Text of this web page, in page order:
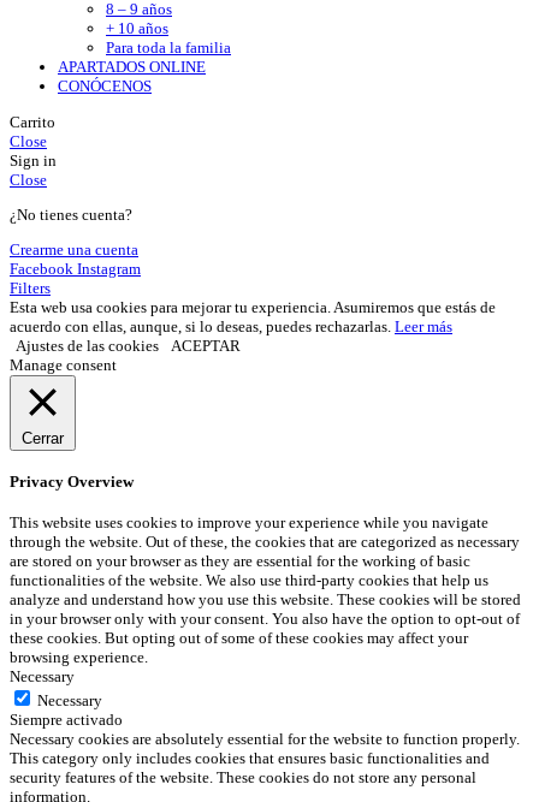
8 – 9 años
+ 10 años
Para toda la familia
APARTADOS ONLINE
CONÓCENOS
Carrito
Close
Sign in
Close
¿No tienes cuenta?
Crearme una cuenta
Facebook Instagram
Filters
Esta web usa cookies para mejorar tu experiencia. Asumiremos que estás de
acuerdo con ellas, aunque, si lo deseas, puedes rechazarlas. Leer más
Ajustes de las cookies
ACEPTAR
Manage consent
Cerrar
Privacy Overview
This website uses cookies to improve your experience while you navigate
through the website. Out of these, the cookies that are categorized as necessary
are stored on your browser as they are essential for the working of basic
functionalities of the website. We also use third-party cookies that help us
analyze and understand how you use this website. These cookies will be stored
in your browser only with your consent. You also have the option to opt-out of
these cookies. But opting out of some of these cookies may affect your
browsing experience.
Necessary
Necessary
Siempre activado
Necessary cookies are absolutely essential for the website to function properly.
This category only includes cookies that ensures basic functionalities and
security features of the website. These cookies do not store any personal
information.